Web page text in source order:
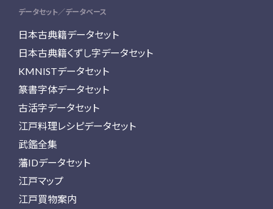
データセット／データベース
日本古典籍データセット
日本古典籍くずし字データセット
KMNISTデータセット
篆書字体データセット
古活字データセット
江戸料理レシピデータセット
武鑑全集
藩IDデータセット
江戸マップ
江戸買物案内